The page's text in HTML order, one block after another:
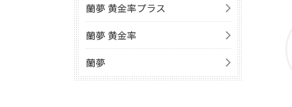
蘭夢 黄金率プラス
蘭夢 黄金率
蘭夢